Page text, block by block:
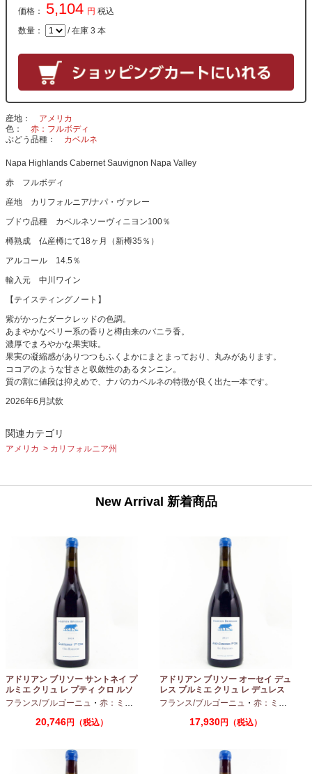
価格： 5,104 円 税込
数量： / 在庫 3 本
産地
アメリカ
色
赤：フルボディ
ぶどう品種
カベルネ
Napa Highlands Cabernet Sauvignon Napa Valley
赤 フルボディ
産地 カリフォルニア/ナパ・ヴァレー
ブドウ品種 カベルネソーヴィニヨン100％
樽熟成 仏産樽にて18ヶ月（新樽35％）
アルコール 14.5％
輸入元 中川ワイン
【テイスティングノート】
紫がかったダークレッドの色調。
あまやかなベリー系の香りと樽由来のバニラ香。
濃厚でまろやかな果実味。
果実の凝縮感がありつつもふくよかにまとまっており、丸みがあります。
ココアのような甘さと収斂性のあるタンニン。
質の割に値段は抑えめで、ナパのカベルネの特徴が良く出た一本です。
2026年6月試飲
関連カテゴリ
アメリカ カリフォルニア州
New Arrival 新着商品
アドリアン ブリソー サントネイ プ
ルミエ クリュ レ プティ クロ ルソ
ー 2024 750ml
フランス/ブルゴーニュ ・ 赤：ミディアムボディ ・ピノノワール
20,746円（税込）
アドリアン ブリソー オーセイ デュ
レス プルミエ クリュ レ デュレス
2024 750ml
フランス/ブルゴーニュ ・ 赤：ミディアムボディ
17,930円（税込）